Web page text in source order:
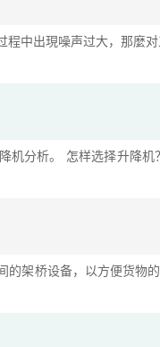
中出現噪声过大，那麼
分析。 怎样选择升降
架桥设备，以方便货物